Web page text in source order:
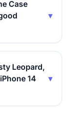
Case
▾
Leopard,
14
▾